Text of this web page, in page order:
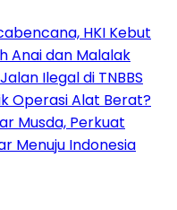
HKI Kebut
Anai dan Malalak
Ilegal di TNBBS
Operasi Alat Berat?
Musda, Perkuat
Menuju Indonesia